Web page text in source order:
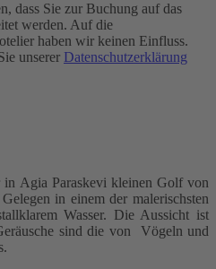
dass Sie zur Buchung auf das
werden. Auf die
haben wir keinen Einfluss.
unserer Datenschutzerklärung
Agia Paraskevi kleinen Golf von
in einem der malerischsten
Wasser. Die Aussicht ist
sind die von Vögeln und